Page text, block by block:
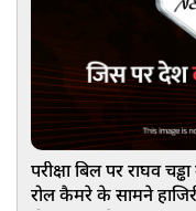
परीक्षा बिल पर राघव
रोल कैमरे के सामने